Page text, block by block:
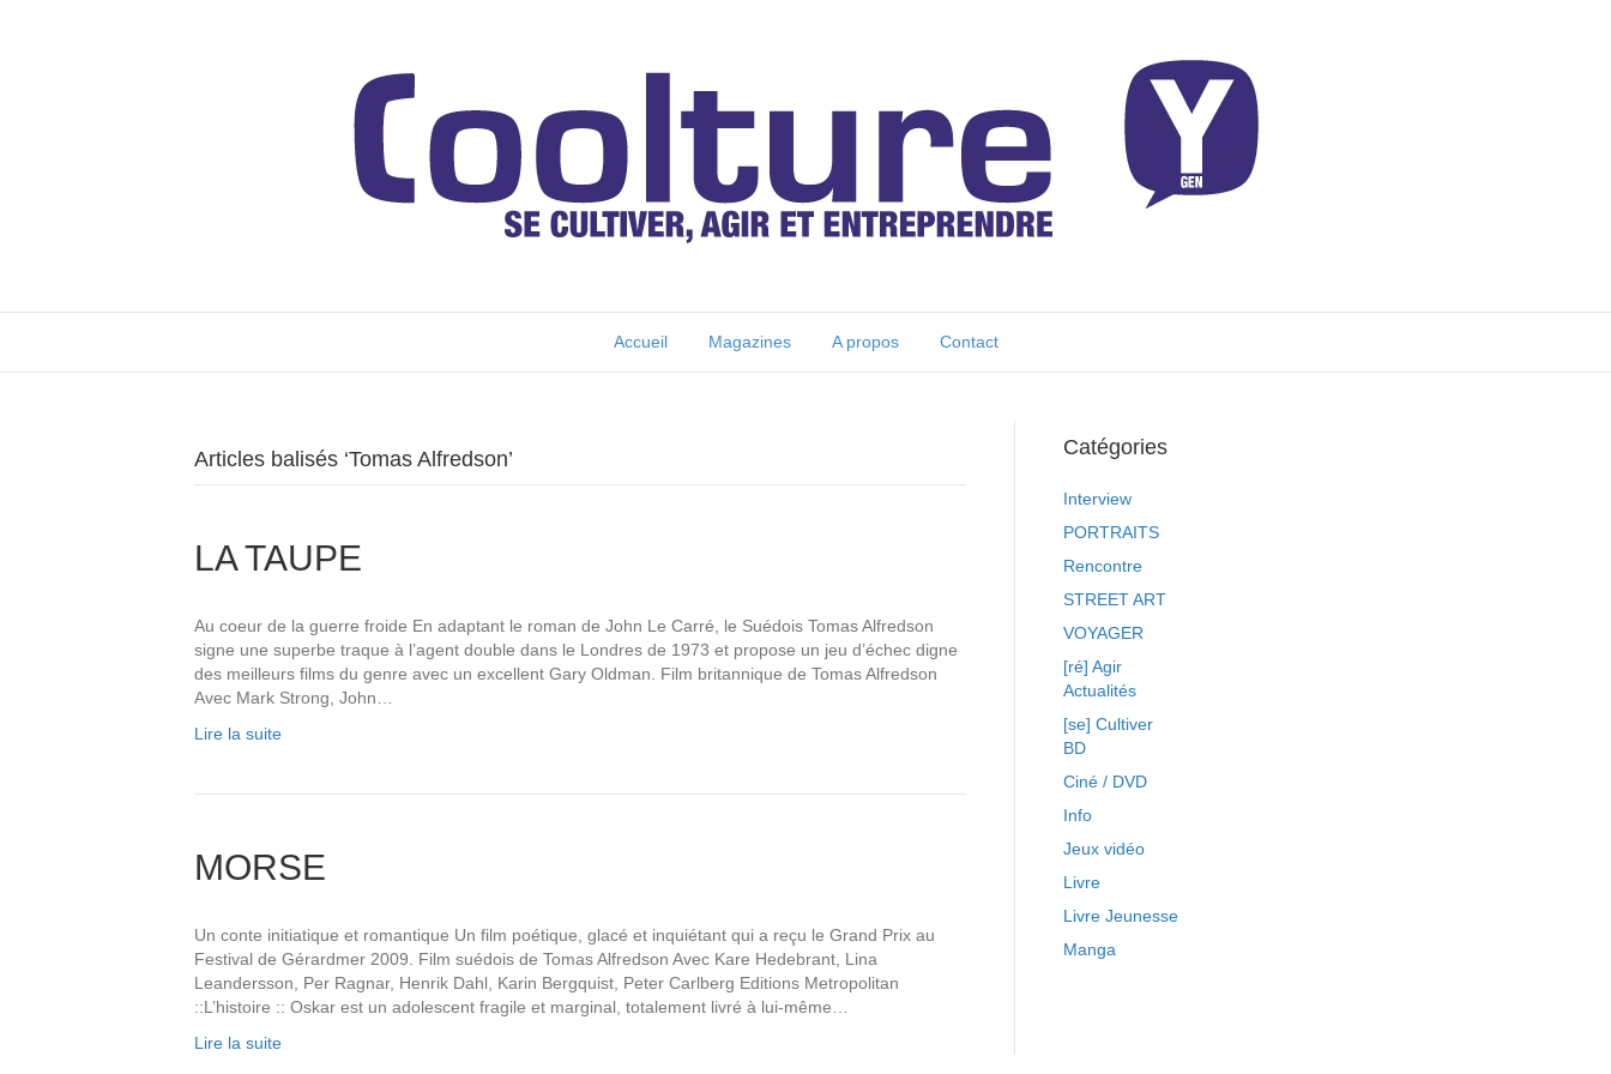
Accueil Magazines A propos Contact
Articles balisés ‘Tomas Alfredson’
LA TAUPE
Au coeur de la guerre froide En adaptant le roman de John Le Carré, le Suédois Tomas Alfredson
signe une superbe traque à l’agent double dans le Londres de 1973 et propose un jeu d’échec digne
des meilleurs films du genre avec un excellent Gary Oldman. Film britannique de Tomas Alfredson
Avec Mark Strong, John…
Lire la suite
MORSE
Un conte initiatique et romantique Un film poétique, glacé et inquiétant qui a reçu le Grand Prix au
Festival de Gérardmer 2009. Film suédois de Tomas Alfredson Avec Kare Hedebrant, Lina
Leandersson, Per Ragnar, Henrik Dahl, Karin Bergquist, Peter Carlberg Editions Metropolitan
::L’histoire :: Oskar est un adolescent fragile et marginal, totalement livré à lui-même…
Lire la suite
Catégories
Interview
PORTRAITS
Rencontre
STREET ART
VOYAGER
[ré] Agir
Actualités
[se] Cultiver
BD
Ciné / DVD
Info
Jeux vidéo
Livre
Livre Jeunesse
Manga